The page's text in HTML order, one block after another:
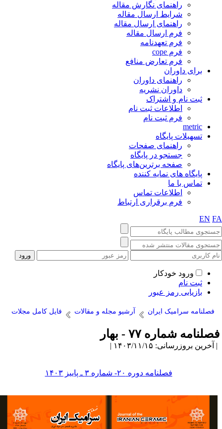
راهنمای نگارش مقاله
شرایط ارسال مقاله
راهنمای ارسال مقاله
فرم ارسال مقاله
فرم تعهدنامه
فرم cope
فرم تعارض منافع
برای داوران
راهنمای داوران
داوران نشریه
ثبت نام و اشتراک
اطلاعات ثبت نام
فرم ثبت نام
metric
تسهیلات پایگاه
راهنمای صفحات
جستجو در پایگاه
صفحه برترین‌های پایگاه
پایگاه های نمایه کننده
تماس با ما
اطلاعات تماس
فرم برقراری ارتباط
EN
ورود خودکار
ثبت نام
بازیابی رمز عبور
فصلنامه سرامیک ایران آرشیو مجله و مقالات فایل کامل مجلات
شماره ۷۷ - بهار
بروزرسانی: ۱۴۰۳/۱۱/۱۵ |
فصلنامه دوره ۲۰- شماره ۳ ـ پاییز ۱۴۰۳